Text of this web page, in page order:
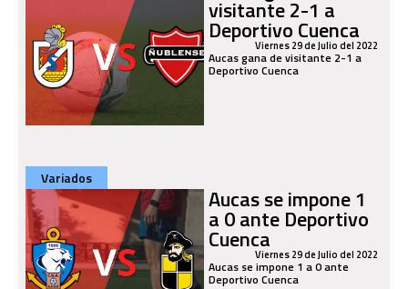
visitante 2-1 a
Deportivo Cuenca
Viernes 29 de Julio del 2022
Aucas gana de visitante 2-1 a
Deportivo Cuenca
Variados
Aucas se impone 1
a 0 ante Deportivo
CuencaViernes 29 de Julio del 2022
Aucas se impone 1 a 0 ante
Deportivo Cuenca